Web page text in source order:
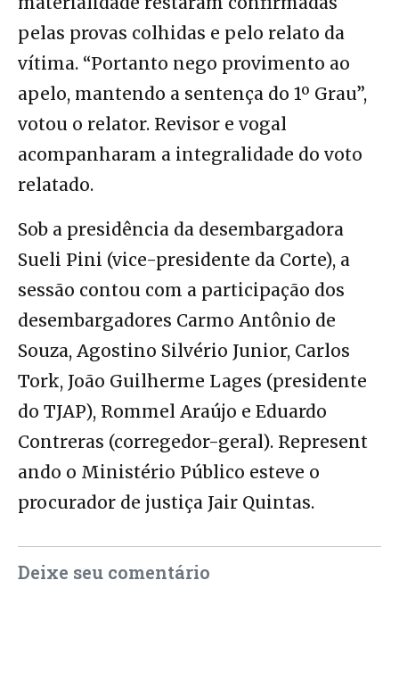
pelas provas colhidas e pelo relato da
vítima. “Portanto nego provimento ao
apelo, mantendo a sentença do 1º Grau”,
votou o relator. Revisor e vogal
acompanharam a integralidade do voto
relatado.
Sob a presidência da desembargadora
Sueli Pini (vice-presidente da Corte), a
sessão contou com a participação dos
desembargadores Carmo Antônio de
Souza, Agostino Silvério Junior, Carlos
Tork, João Guilherme Lages (presidente
do TJAP), Rommel Araújo e Eduardo
Contreras (corregedor-geral). Represent
ando o Ministério Público esteve o
procurador de justiça Jair Quintas.
Deixe seu comentário